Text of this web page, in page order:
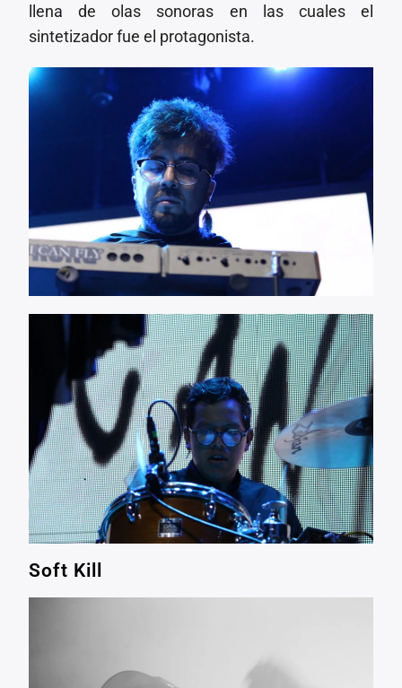
llena de olas sonoras en las cuales el
sintetizador fue el protagonista.
Soft Kill